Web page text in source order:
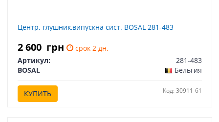
Центр. глушник,випускна сист. BOSAL 281-483
2 600 грн
срок 2 дн.
Артикул:
281-483
BOSAL
Бельгия
КУПИТЬ Код: 30911-61